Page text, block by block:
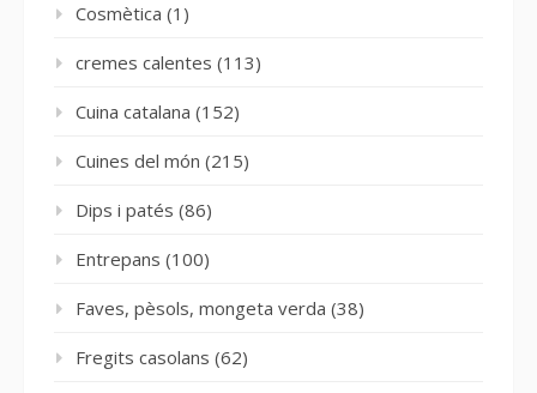
Cosmètica (1)
cremes calentes (113)
Cuina catalana (152)
Cuines del món (215)
Dips i patés (86)
Entrepans (100)
Faves, pèsols, mongeta verda (38)
Fregits casolans (62)